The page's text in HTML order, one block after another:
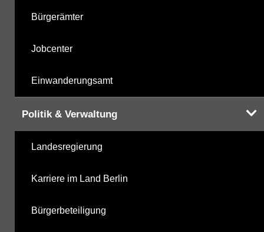
Bürgerämter
Jobcenter
Einwanderungsamt
Politik & Verwaltung
Landesregierung
Karriere im Land Berlin
Bürgerbeteiligung